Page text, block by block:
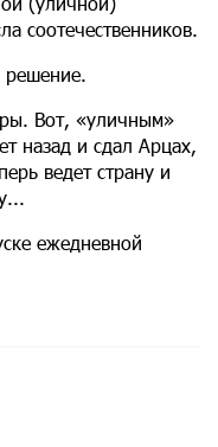
соотечественников.
Вот, «уличным»
назад и сдал Арцах,
ведет страну и
ежедневной